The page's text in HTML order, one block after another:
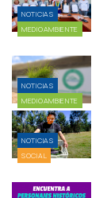
NOTICIAS
MEDIOAMBIENTE
NOTICIAS
MEDIOAMBIENTE
NOTICIAS
SOCIAL